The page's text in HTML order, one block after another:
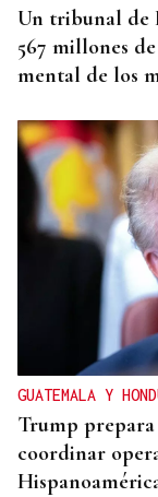
Un tribunal de
567 millones
mental de los
GUATEMALA Y
Trump
coordinar